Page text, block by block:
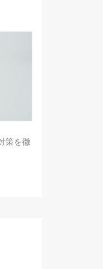
策を徹